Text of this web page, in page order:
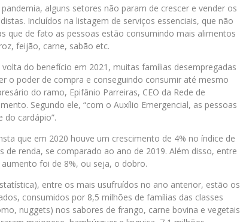
alguns setores não param de crescer e vender os
Incluídos na listagem de serviços essenciais, que não
que de fato as pessoas estão consumindo mais alimentos
feijão, carne, sabão etc.
do benefício em 2021, muitas famílias desempregadas
o poder de compra e conseguindo consumir até mesmo
do ramo, Epifânio Parreiras, CEO da Rede de
Segundo ele, “com o Auxílio Emergencial, as pessoas
do cardápio”.
que em 2020 houve um crescimento de 4% no índice de
renda, se comparado ao ano de 2019. Além disso, entre
foi de 8%, ou seja, o dobro.
entre os mais usufruídos no ano anterior, estão os
consumidos por 8,5 milhões de famílias das classes
nuggets) nos sabores de frango, carne bovina e vegetais